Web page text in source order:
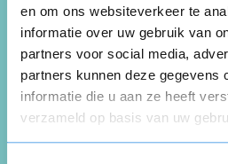
en om ons websiteverkeer te
informatie over uw gebruik van
partners voor social media,
partners kunnen deze gegevens
informatie die u aan ze heeft
verzameld op basis van uw
Schrijf een
MultiSure
Schrijf een